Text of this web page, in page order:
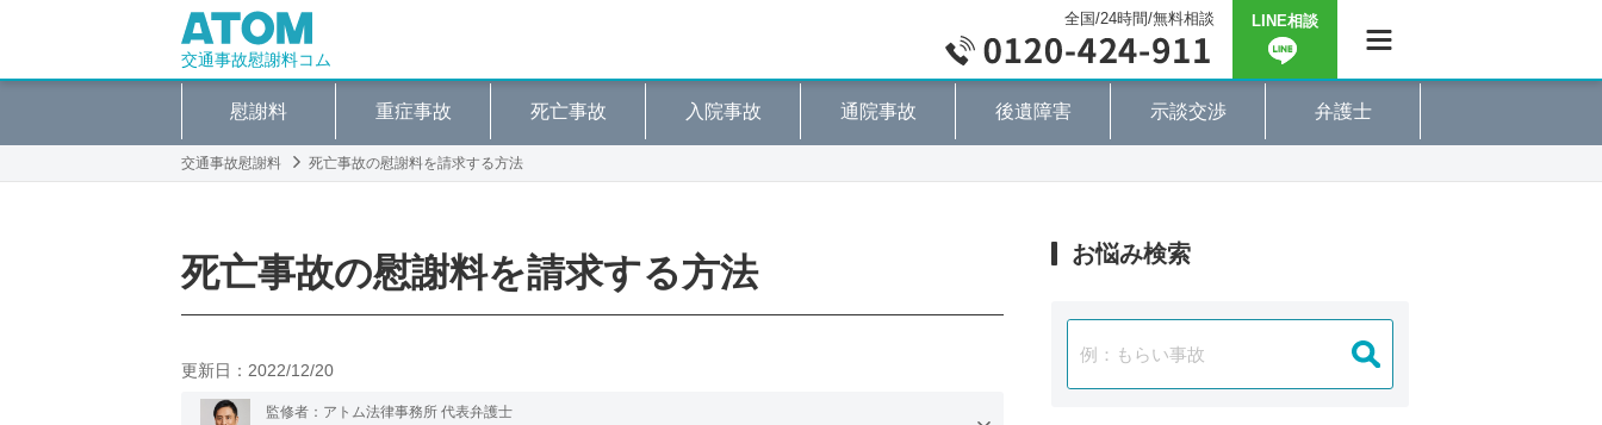
交通事故慰謝料コム
全国/24時間/無料相談 LINE相談
慰謝料 重症事故 死亡事故 入院事故 通院事故 後遺障害 示談交渉 弁護士
交通事故慰謝料 死亡事故の慰謝料を請求する方法
死亡事故の慰謝料を請求する方法
更新日： 2022/12/20
監修者：アトム法律事務所 代表弁護士
お悩み検索